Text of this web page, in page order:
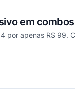
em combos
por apenas R$ 99.